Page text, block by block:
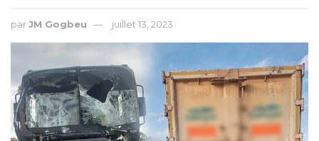
parJM Gogbeu juillet 13, 2023